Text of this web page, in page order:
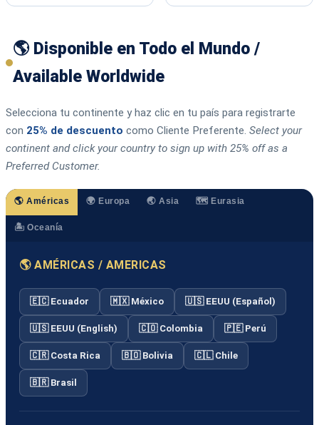
🌎 Disponible en Todo el Mundo /
Available Worldwide
Selecciona tu continente y haz clic en tu país para registrarte
con 25% de descuento como Cliente Preferente. Select your
continent and click your country to sign up with 25% off as a
Preferred Customer.
🌎 Américas 🌍 Europa 🌏 Asia 🗺️ Eurasia
🏝️ Oceanía
🌎 AMÉRICAS / AMERICAS
🇪🇨 Ecuador 🇲🇽 México 🇺🇸 EEUU (Español)
🇺🇸 EEUU (English) 🇨🇴 Colombia 🇵🇪 Perú
🇨🇷 Costa Rica 🇧🇴 Bolivia 🇨🇱 Chile
🇧🇷 Brasil